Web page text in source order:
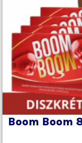
Boom Boom